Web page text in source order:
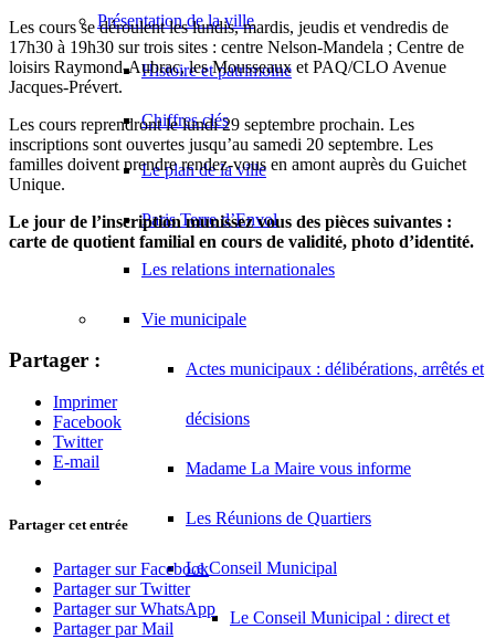
Présentation de la ville
Histoire et patrimoine
Chiffres clés
Le plan de la ville
Paris Terre d’Envol
Les relations internationales
Vie municipale
Actes municipaux : délibérations, arrêtés et
décisions
Madame La Maire vous informe
Les Réunions de Quartiers
Le Conseil Municipal
Le Conseil Municipal : direct et
Les cours se déroulent les lundis, mardis, jeudis et vendredis de
17h30 à 19h30 sur trois sites : centre Nelson-Mandela ; Centre de
loisirs Raymond-Aubrac, les Mousseaux et PAQ/CLO Avenue
Jacques-Prévert.
Les cours reprendront le lundi 29 septembre prochain. Les
inscriptions sont ouvertes jusqu’au samedi 20 septembre. Les
familles doivent prendre rendez-vous en amont auprès du Guichet
Unique.
Le jour de l’inscription munissez vous des pièces suivantes :
carte de quotient familial en cours de validité, photo d’identité.
Partager :
Imprimer
Facebook
Twitter
E-mail
Partager cet entrée
Partager sur Facebook
Partager sur Twitter
Partager sur WhatsApp
Partager par Mail